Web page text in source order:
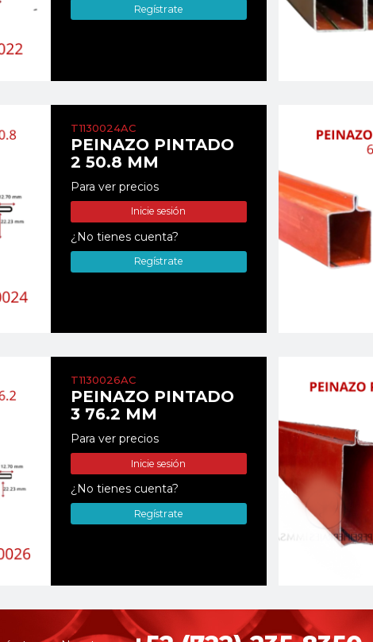
Regístrate
T1130024AC
PEINAZO PINTADO
2 50.8 MM
Para ver precios
Inicie sesión
¿No tienes cuenta?
Regístrate
T1130026AC
PEINAZO PINTADO
3 76.2 MM
Para ver precios
Inicie sesión
¿No tienes cuenta?
Regístrate